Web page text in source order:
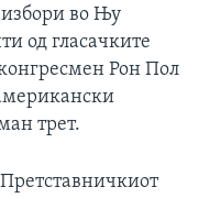
во Њу
од гласачките
Рон Пол
трет.